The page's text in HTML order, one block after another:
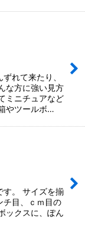
れて来たり、
な方に強い見方
ミニチュアなど
やツールボ…
す。 サイズを揃
チ目、ｃｍ目の
ックスに、ぽん